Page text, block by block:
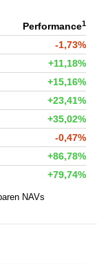
Performance1
-1,73%
+11,18%
+15,16%
+23,41%
+35,02%
-0,47%
+86,78%
+79,74%
NAVs